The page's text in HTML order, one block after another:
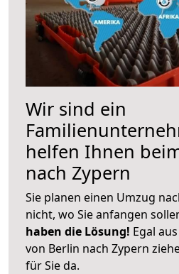
Wir sind ein
helfen Ihnen
nach Zypern
Sie planen einen Umzug
nicht, wo Sie anfangen
haben die Lösung! Egal
von Berlin nach Zypern
für Sie da.